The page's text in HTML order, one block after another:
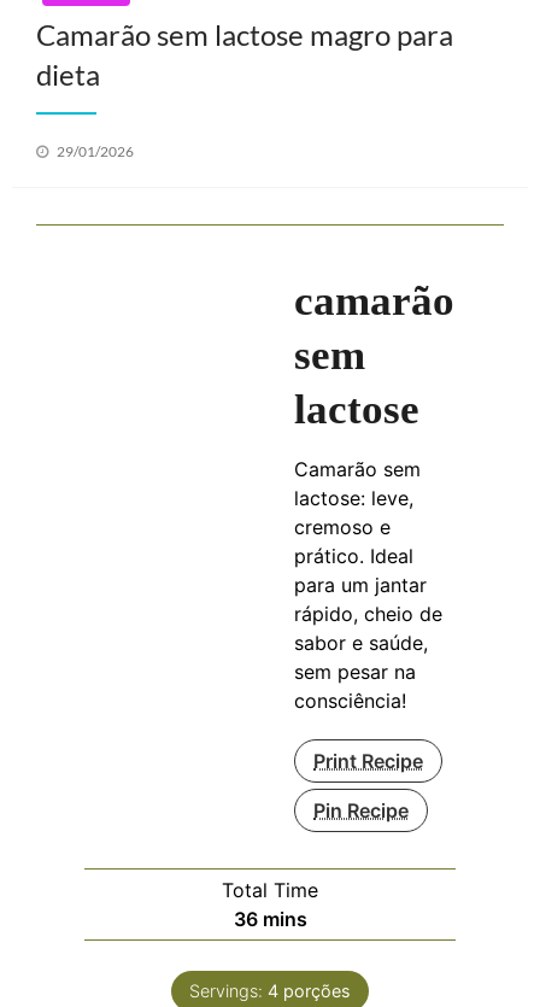
Camarão sem lactose magro para
dieta
Posted
29/01/2026
camarão
sem
lactose
Camarão sem
lactose: leve,
cremoso e
prático. Ideal
para um jantar
rápido, cheio de
sabor e saúde,
sem pesar na
consciência!
Print Recipe
Pin Recipe
Total Time
36minutes
mins
Servings: 4 porções